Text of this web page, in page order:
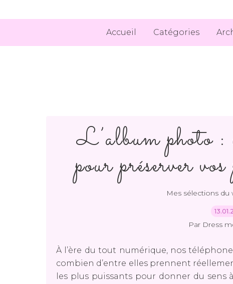
Accueil Catégories
L’album photo
pour préserver
Mes sélections du
Par Dress
À l’ère du tout numérique, nos
combien d’entre elles prennent
les plus puissants pour donner du sens